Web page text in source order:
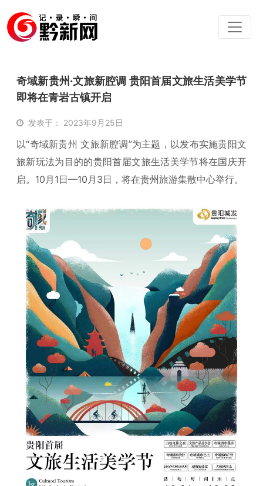
奇域新贵州·文旅新腔调 贵阳首届文旅生活美学节
即将在青岩古镇开启
发表于： 2023年9月25日
以“奇域新贵州 文旅新腔调”为主题，以发布实施贵阳文
旅新玩法为目的的贵阳首届文旅生活美学节将在国庆开
启。10月1日—10月3日，将在贵州旅游集散中心举行。